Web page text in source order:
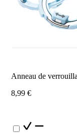
Anneau de
8,99 €